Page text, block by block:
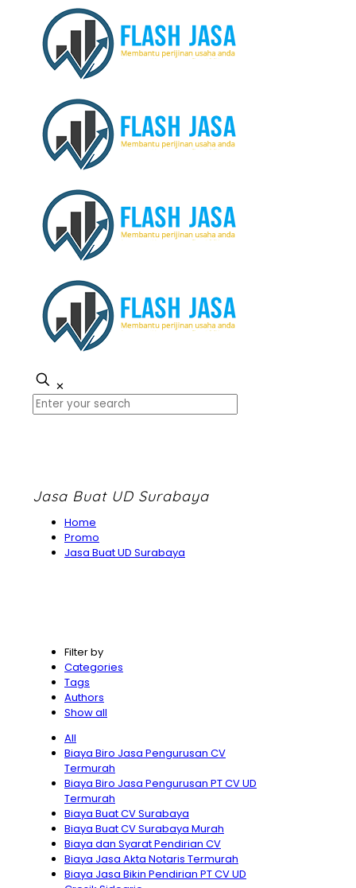
✕
Jasa Buat UD Surabaya
Home
Promo
Jasa Buat UD Surabaya
Filter by
Categories
Tags
Authors
Show all
All
Biaya Biro Jasa Pengurusan CV
Termurah
Biaya Biro Jasa Pengurusan PT CV UD
Termurah
Biaya Buat CV Surabaya
Biaya Buat CV Surabaya Murah
Biaya dan Syarat Pendirian CV
Biaya Jasa Akta Notaris Termurah
Biaya Jasa Bikin Pendirian PT CV UD